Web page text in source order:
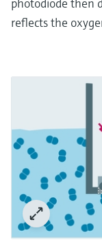
photodiode then
reflects the